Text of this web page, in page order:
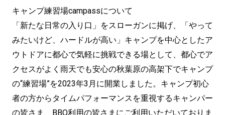
キャンプ練習場campassについて
「新たな日常の入り口」をスローガンに掲げ、「やって
みたいけど、ハードルが高い」キャンプを中心としたア
ウトドアに都心で気軽に挑戦できる場として、都心でア
クセスがよく雨天でも安心の秋葉原の高架下でキャンプ
の“練習場”を2023年3月に開業しました。キャンプ初心
者の方からタイムパフォーマンスを重視するキャンパー
の皆さま、BBQ利用の皆さまにご利用いただいておりま